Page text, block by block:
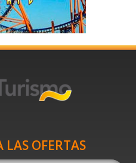
LAS OFERTAS